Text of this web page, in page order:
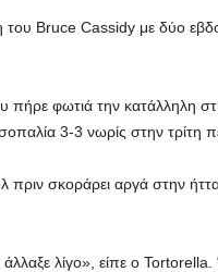
Bruce Cassidy με δύο
φωτιά την κατάλληλη
3-3 νωρίς στην τρίτη
πριν σκοράρει αργά στην
άλλαξε λίγο», είπε ο